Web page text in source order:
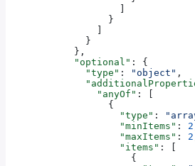
                    ]
                  }
                ]
              }
            },
            "optional"
: {
              "type"
: "object" ,
                "anyOf"
: [
                  {
                    "type"
:
                    "minItems"
: 2
                    "maxItems"
: 2
                    "items"
: [
                      {